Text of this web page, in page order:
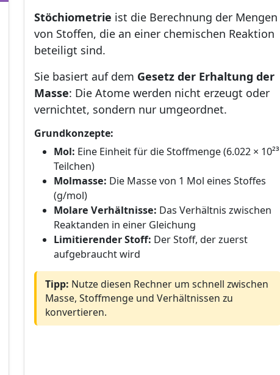
Stöchiometrie ist die Berechnung der Mengen
von Stoffen, die an einer chemischen Reaktion
beteiligt sind.
Sie basiert auf dem Gesetz der Erhaltung der
Masse: Die Atome werden nicht erzeugt oder
vernichtet, sondern nur umgeordnet.
Grundkonzepte:
Mol: Eine Einheit für die Stoffmenge (6.022 × 10²³
Teilchen)
Molmasse: Die Masse von 1 Mol eines Stoffes
(g/mol)
Molare Verhältnisse: Das Verhältnis zwischen
Reaktanden in einer Gleichung
Limitierender Stoff: Der Stoff, der zuerst
aufgebraucht wird
Tipp: Nutze diesen Rechner um schnell zwischen
Masse, Stoffmenge und Verhältnissen zu
konvertieren.